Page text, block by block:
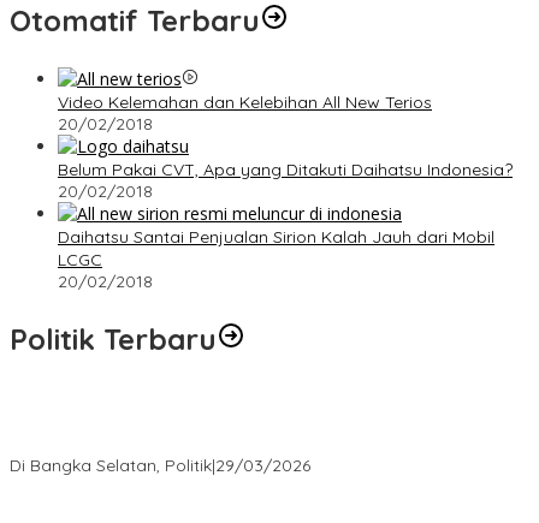
Otomatif Terbaru
Video Kelemahan dan Kelebihan All New Terios
20/02/2018
Belum Pakai CVT, Apa yang Ditakuti Daihatsu Indonesia?
20/02/2018
Daihatsu Santai Penjualan Sirion Kalah Jauh dari Mobil
LCGC
20/02/2018
Politik Terbaru
Di Bangka Selatan, Politik|29/03/2026